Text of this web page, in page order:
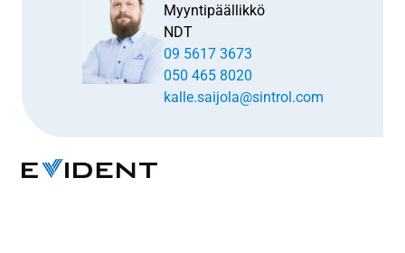
Myyntipäällikkö
NDT
09 5617 3673
050 465 8020
kalle.saijola@sintrol.com